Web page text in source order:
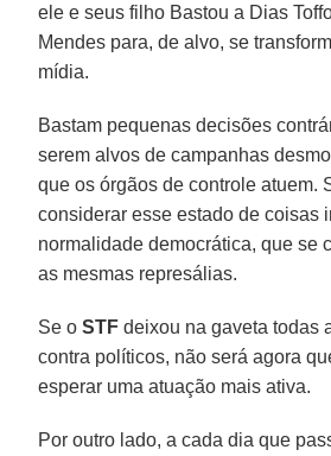
ele e seus filho Bastou a Dias
Mendes para, de alvo, se
mídia.
Bastam pequenas decisões
serem alvos de campanhas
que os órgãos de controle atuem.
considerar esse estado de coisas
normalidade democrática, que se
as mesmas represálias.
Se o STF deixou na gaveta todas
contra políticos, não será agora
esperar uma atuação mais ativa.
Por outro lado, a cada dia que